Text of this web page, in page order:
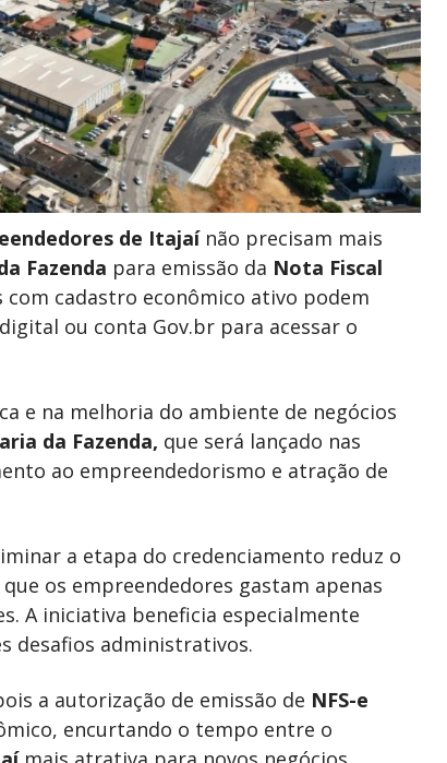
de Itajaínão precisam mais
Fazenda para emissão da Nota Fiscal
com cadastro econômico ativo podem
ou conta Gov.br para acessar o
e na melhoria do ambiente de negócios
da Fazenda, que será lançado nas
ao empreendedorismo e atração de
a etapa do credenciamento reduz o
os empreendedores gastam apenas
A iniciativa beneficia especialmente
desafios administrativos.
a autorização de emissão de NFS-e
encurtando o tempo entre o